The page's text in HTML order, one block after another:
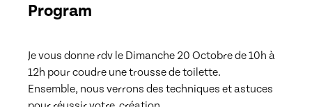
Program
Je vous donne rdv le Dimanche 20 Octobre de 10h à
12h pour coudre une trousse de toilette.
Ensemble, nous verrons des techniques et astuces